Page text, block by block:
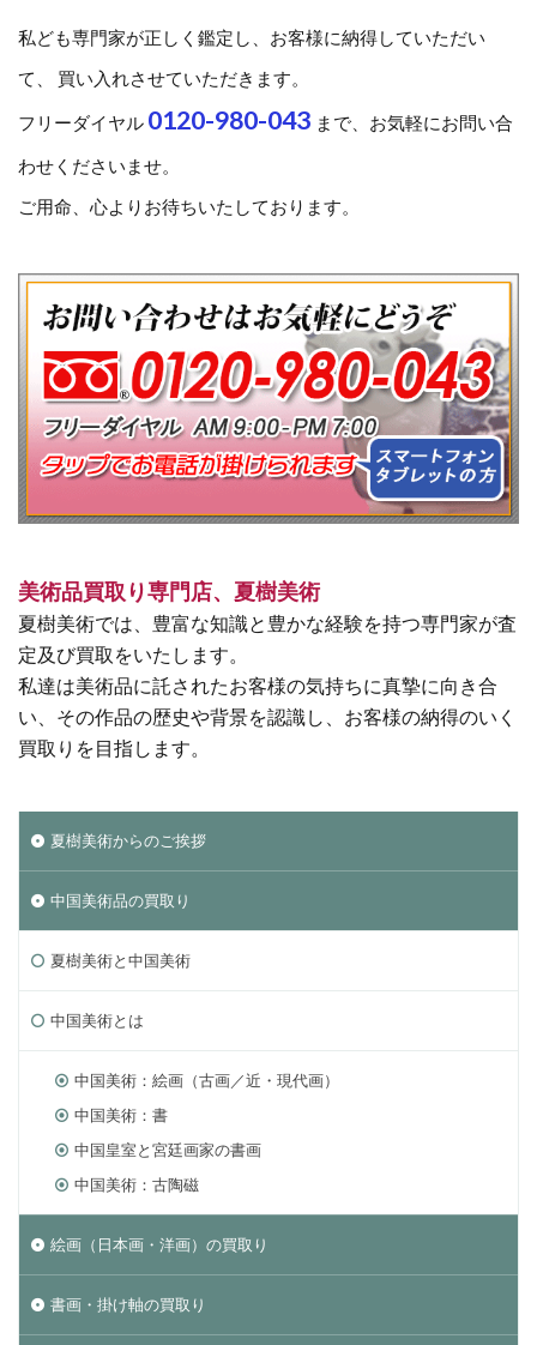
私ども専門家が正しく鑑定し、お客様に納得していただい
て、 買い入れさせていただきます。
フリーダイヤル 0120-980-043 まで、お気軽にお問い合
わせくださいませ。
ご用命、心よりお待ちいたしております。
美術品買取り専門店、夏樹美術
夏樹美術では、豊富な知識と豊かな経験を持つ専門家が査
定及び買取をいたします。
私達は美術品に託されたお客様の気持ちに真摯に向き合
い、その作品の歴史や背景を認識し、お客様の納得のいく
買取りを目指します。
夏樹美術からのご挨拶
中国美術品の買取り
夏樹美術と中国美術
中国美術とは
中国美術：絵画（古画／近・現代画）
中国美術：書
中国皇室と宮廷画家の書画
中国美術：古陶磁
絵画（日本画・洋画）の買取り
書画・掛け軸の買取り